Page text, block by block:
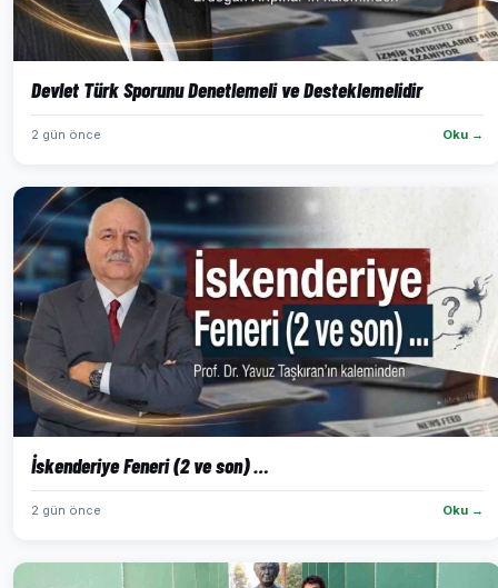
Devlet Türk Sporunu Denetlemeli ve Desteklemelidir
2 gün önce Oku →
İskenderiye Feneri (2 ve son) …
2 gün önce Oku →